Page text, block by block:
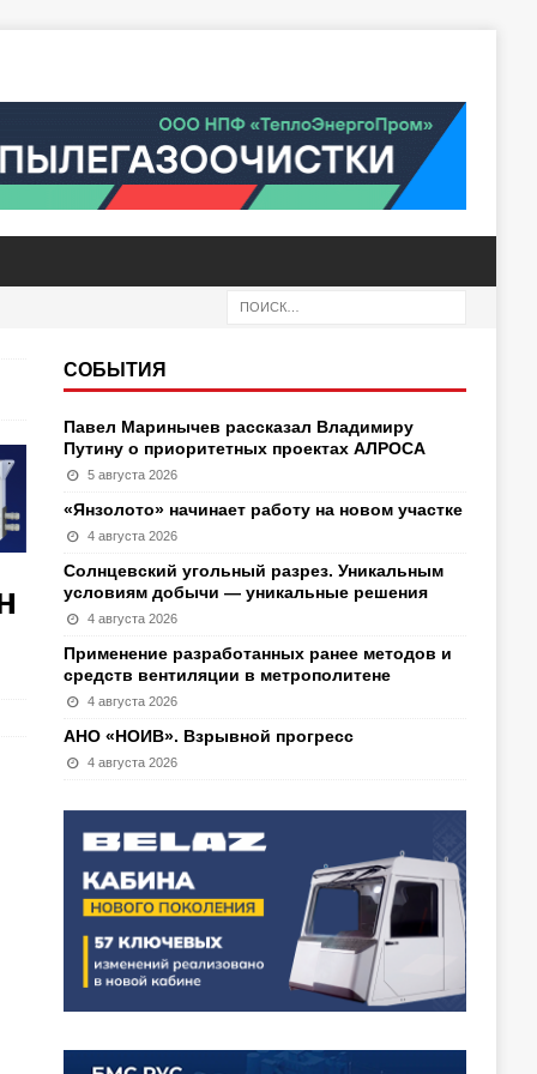
СОБЫТИЯ
Павел Маринычев рассказал Владимиру
Путину о приоритетных проектах АЛРОСА
5 августа 2026
«Янзолото» начинает работу на новом участке
4 августа 2026
Солнцевский угольный разрез. Уникальным
условиям добычи — уникальные решения
4 августа 2026
Применение разработанных ранее методов и
средств вентиляции в метрополитене
4 августа 2026
АНО «НОИВ». Взрывной прогресс
4 августа 2026